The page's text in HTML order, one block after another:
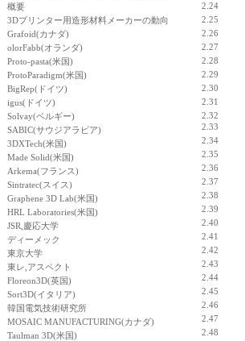
概要
3Dプリンター用造形材料メーカーの動向
Grafoid(カナダ)
olorFabb(オランダ)
Proto-pasta(米国)
ProtoParadigm(米国)
BigRep(ドイツ)
igus(ドイツ)
Solvay(ベルギー)
SABIC(サウジアラビア)
3DXTech(米国)
Made Solid(米国)
Arkema(フランス)
Sintratec(スイス)
Graphene 3D Lab(米国)
HRL Laboratories(米国)
JSR,慶応大学
ディーメック
東京大学
東レ,アスペクト
Floreon3D(英国)
Sort3D(イタリア)
韓国電気技術研究所
MOSAIC MANUFACTURING(カナダ)
Taulman 3D(米国)
2.24
2.25
2.26
2.27
2.28
2.29
2.30
2.31
2.32
2.33
2.34
2.35
2.36
2.37
2.38
2.39
2.40
2.41
2.42
2.43
2.44
2.45
2.46
2.47
2.48